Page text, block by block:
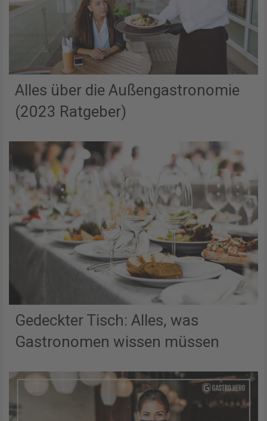
Alles über die Außengastronomie
(2023 Ratgeber)
Gedeckter Tisch: Alles, was
Gastronomen wissen müssen